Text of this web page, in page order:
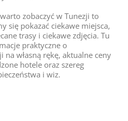
zobaczyć w Tunezji to
się pokazać ciekawe miejsca,
trasy i ciekawe zdjęcia. Tu
praktyczne o
własną rękę, aktualne ceny
hotele oraz szereg
i wiz.